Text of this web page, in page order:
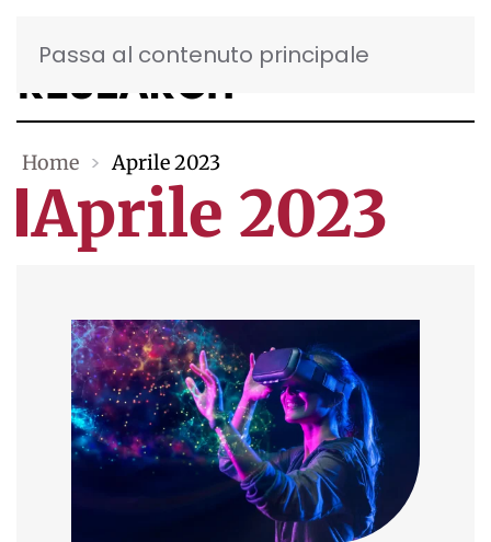
Passa al contenuto principale
Home Aprile 2023
Aprile 2023